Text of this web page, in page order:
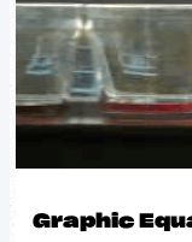
Graphic